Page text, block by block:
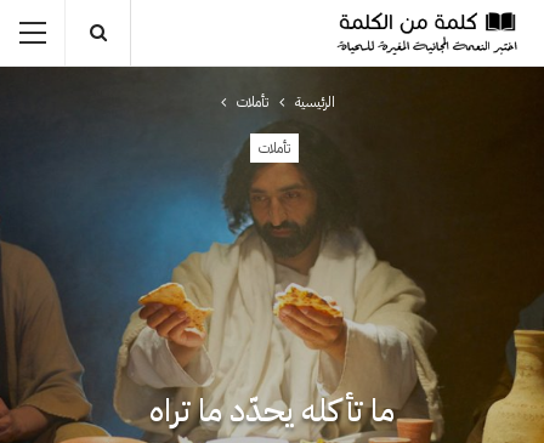
الرئيسية تأملات
تأملات
ما تأكله يحدّد ما تراه